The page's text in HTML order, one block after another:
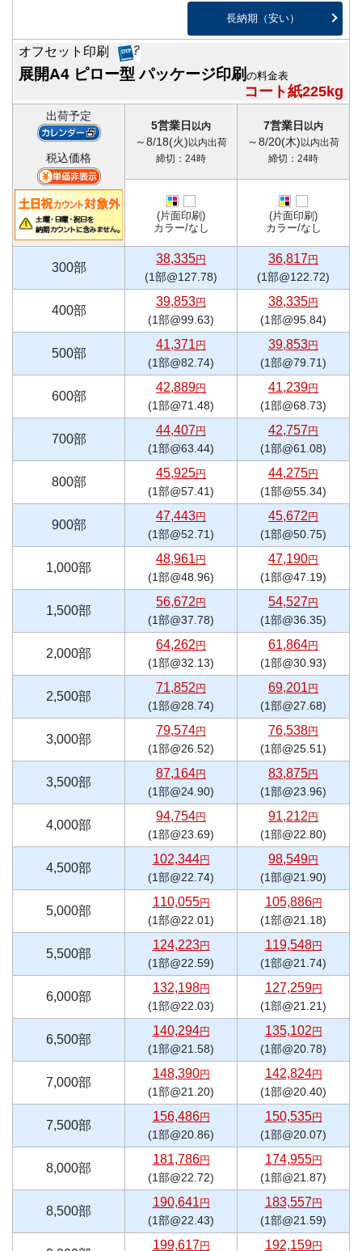
長納期（安い）
オフセット印刷
展開A4 ピロー型 パッケージ印刷 の料金表
コート紙225kg
出荷予定
税込価格
5営業日 以内
～8/18(火) 以内出荷
締切：24時
7営業日 以内
～8/20(木) 以内出荷
締切：24時
(片面印刷)
カラー/なし
(片面印刷)
カラー/なし
300部
38,335円
(1部@127.78)
36,817円
(1部@122.72)
400部
39,853円
(1部@99.63)
38,335円
(1部@95.84)
500部
41,371 円
(1部@82.74)
39,853円
(1部@79.71)
600部
42,889円
(1部@71.48)
41,239円
(1部@68.73)
700部
44,407円
(1部@63.44)
42,757円
(1部@61.08)
800部
45,925円
(1部@57.41)
44,275円
(1部@55.34)
900部
47,443円
(1部@52.71)
45,672 円
(1部@50.75)
1,000部
48,961 円
(1部@48.96)
47,190円
(1部@47.19)
1,500部
56,672 円
(1部@37.78)
54,527円
(1部@36.35)
2,000部
64,262 円
(1部@32.13)
61,864円
(1部@30.93)
2,500部
71,852 円
(1部@28.74)
69,201 円
(1部@27.68)
3,000部
79,574円
(1部@26.52)
76,538円
(1部@25.51)
3,500部
87,164円
(1部@24.90)
83,875円
(1部@23.96)
4,000部
94,754円
(1部@23.69)
91,212 円
(1部@22.80)
4,500部
102,344円
(1部@22.74)
98,549円
(1部@21.90)
5,000部
110,055円
(1部@22.01)
105,886円
(1部@21.18)
5,500部
124,223円
(1部@22.59)
119,548円
(1部@21.74)
6,000部
132,198円
(1部@22.03)
127,259円
(1部@21.21)
6,500部
140,294円
(1部@21.58)
135,102円
(1部@20.78)
7,000部
148,390円
(1部@21.20)
142,824円
(1部@20.40)
7,500部
156,486円
(1部@20.86)
150,535円
(1部@20.07)
8,000部
181,786円
(1部@22.72)
174,955円
(1部@21.87)
8,500部
190,641円
(1部@22.43)
183,557円
(1部@21.59)
199,617円 192,159円